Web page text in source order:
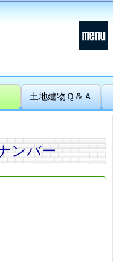
土地建物Ｑ＆Ａ
ンバー